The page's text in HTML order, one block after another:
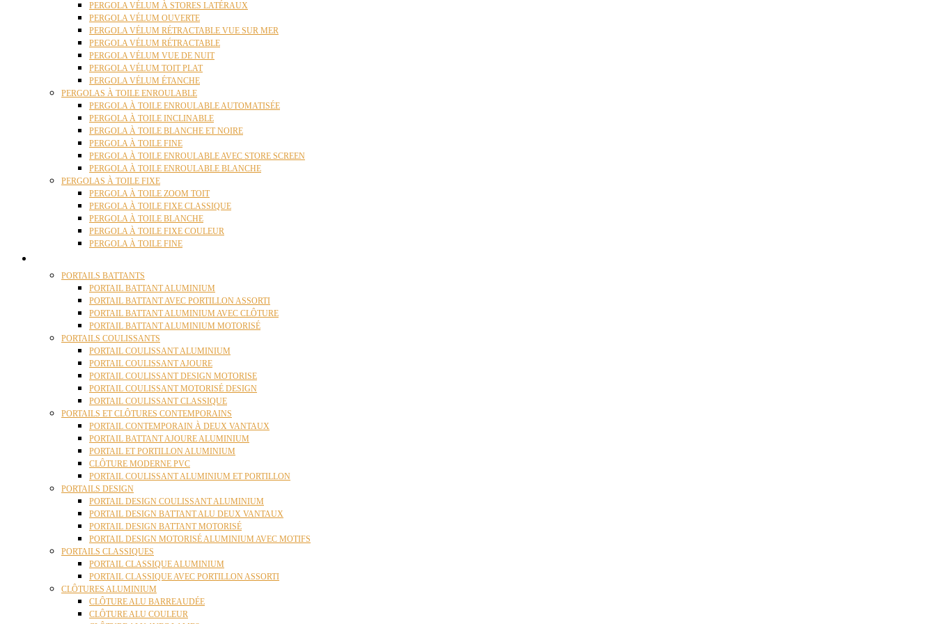
PERGOLA VÉLUM À STORES LATÉRAUX
PERGOLA VÉLUM OUVERTE
PERGOLA VÉLUM RÉTRACTABLE VUE SUR MER
PERGOLA VÉLUM RÉTRACTABLE
PERGOLA VÉLUM VUE DE NUIT
PERGOLA VÉLUM TOIT PLAT
PERGOLA VÉLUM ÉTANCHE
PERGOLAS À TOILE ENROULABLE
PERGOLA À TOILE ENROULABLE AUTOMATISÉE
PERGOLA À TOILE INCLINABLE
PERGOLA À TOILE BLANCHE ET NOIRE
PERGOLA À TOILE FINE
PERGOLA À TOILE ENROULABLE AVEC STORE SCREEN
PERGOLA À TOILE ENROULABLE BLANCHE
PERGOLAS À TOILE FIXE
PERGOLA À TOILE ZOOM TOIT
PERGOLA À TOILE FIXE CLASSIQUE
PERGOLA À TOILE BLANCHE
PERGOLA À TOILE FIXE COULEUR
PERGOLA À TOILE FINE
PORTAILS BATTANTS
PORTAIL BATTANT ALUMINIUM
PORTAIL BATTANT AVEC PORTILLON ASSORTI
PORTAIL BATTANT ALUMINIUM AVEC CLÔTURE
PORTAIL BATTANT ALUMINIUM MOTORISÉ
PORTAILS COULISSANTS
PORTAIL COULISSANT ALUMINIUM
PORTAIL COULISSANT AJOURE
PORTAIL COULISSANT DESIGN MOTORISE
PORTAIL COULISSANT MOTORISÉ DESIGN
PORTAIL COULISSANT CLASSIQUE
PORTAILS ET CLÔTURES CONTEMPORAINS
PORTAIL CONTEMPORAIN À DEUX VANTAUX
PORTAIL BATTANT AJOURE ALUMINIUM
PORTAIL ET PORTILLON ALUMINIUM
CLÔTURE MODERNE PVC
PORTAIL COULISSANT ALUMINIUM ET PORTILLON
PORTAILS DESIGN
PORTAIL DESIGN COULISSANT ALUMINIUM
PORTAIL DESIGN BATTANT ALU DEUX VANTAUX
PORTAIL DESIGN BATTANT MOTORISÉ
PORTAIL DESIGN MOTORISÉ ALUMINIUM AVEC MOTIFS
PORTAILS CLASSIQUES
PORTAIL CLASSIQUE ALUMINIUM
PORTAIL CLASSIQUE AVEC PORTILLON ASSORTI
CLÔTURES ALUMINIUM
CLÔTURE ALU BARREAUDÉE
CLÔTURE ALU COULEUR